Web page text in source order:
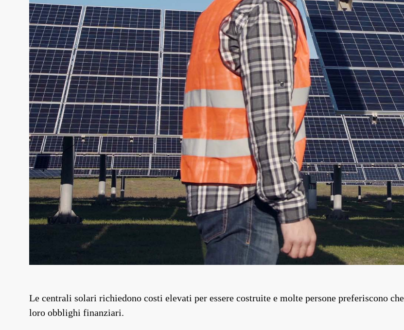
Le centrali solari richiedono costi elevati per essere costruite e molte persone preferiscono
loro obblighi finanziari.